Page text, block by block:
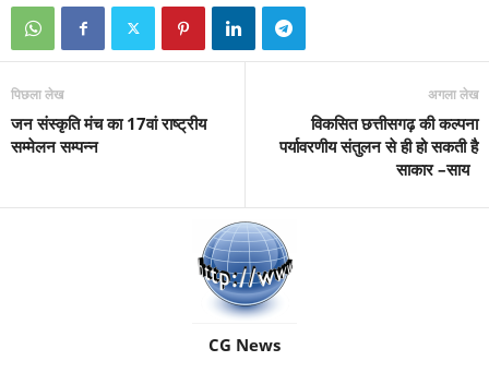
पिछला लेख
जन संस्कृति मंच का 17वां राष्ट्रीय
सम्मेलन सम्पन्न
अगला लेख
विकसित छत्तीसगढ़ की कल्पना
पर्यावरणीय संतुलन से ही हो सकती है
साकार –साय
CG News